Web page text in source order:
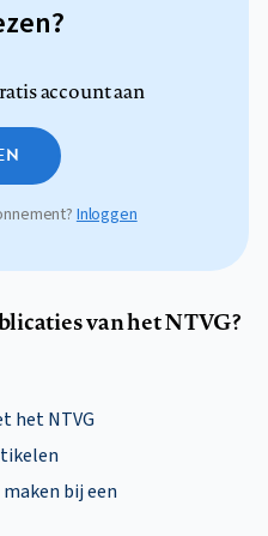
account aan
Inloggen
van het NTVG?
het NTVG
bij een